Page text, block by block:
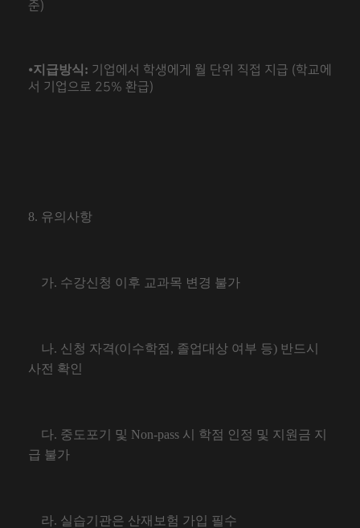
준)
⦁지급방식: 기업에서 학생에게 월 단위 직접 지급 (학교에
서 기업으로 25% 환급)
8. 유의사항
가. 수강신청 이후 교과목 변경 불가
나. 신청 자격 (이수학점 , 졸업대상 여부 등) 반드시
사전 확인
다. 중도포기 및 Non-pass 시 학점 인정 및 지원금 지
급 불가
라. 실습기관은 산재보험 가입 필수